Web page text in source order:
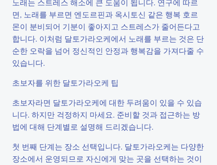
노래는 스트레스 해소에 큰 도움이 됩니다. 연구에 따르
면, 노래를 부르면 엔도르핀과 옥시토신 같은 행복 호르
몬이 분비되어 기분이 좋아지고 스트레스가 줄어든다고
합니다. 이처럼 달토가라오케에서 노래를 부르는 것은 단
순한 오락을 넘어 정신적인 안정과 행복감을 가져다줄 수
있습니다.
초보자를 위한 달토가라오케 팁
초보자라면 달토가라오케에 대한 두려움이 있을 수 있습
니다. 하지만 걱정하지 마세요. 준비할 것과 접근하는 방
법에 대해 단계별로 설명해 드리겠습니다.
첫 번째 단계는 장소 선택입니다. 달토가라오케는 다양한
장소에서 운영되므로 자신에게 맞는 곳을 선택하는 것이